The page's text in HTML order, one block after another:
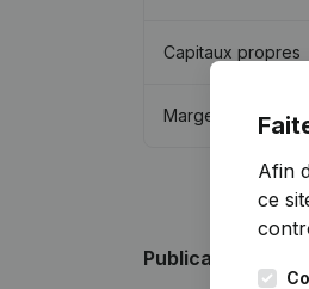
Capitaux propres
Marge brute
Publications
Afin
ce